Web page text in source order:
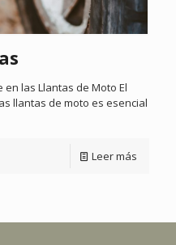
las Llantas de Moto El
llantas de moto es esencial
Leer más